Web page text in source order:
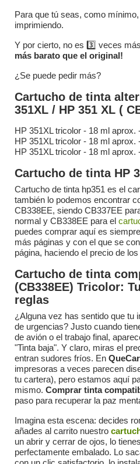
Para que tú seas, como
imprimiendo.
Y por cierto, no es 3️⃣ veces
más barato que el original!
¿Se puede pedir más?
Cartucho de tinta
351XL / HP 351 XL (
HP 351XL tricolor - 18 ml aprox.
HP 351XL tricolor - 18 ml aprox.
HP 351XL tricolor - 18 ml aprox.
Cartucho de tinta HP
Cartucho de tinta hp351 es el
también lo podemos encontrar
CB338EE, siendo CB337EE
normal y CB338EE para el
puedes comprar aquí es
más páginas y con el que se
página, haciendo el precio de
Cartucho de tinta
(CB338EE) Tricolor:
reglas
¿Alguna vez has sentido que tu
de urgencias? Justo cuando
de avión o el trabajo final,
"Tinta baja". Y claro, miras el
entran sudores fríos. En
impresoras a veces parecen
tu cartera), pero estamos aquí
mismo. Comprar tinta
paso para recuperar la paz
Imagina esta escena: decides
añades al carrito nuestro
un abrir y cerrar de ojos, lo
perfectamente embalado. Lo